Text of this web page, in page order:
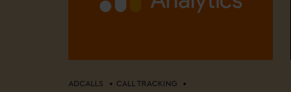
ADCALLS • CALL TRACKING •